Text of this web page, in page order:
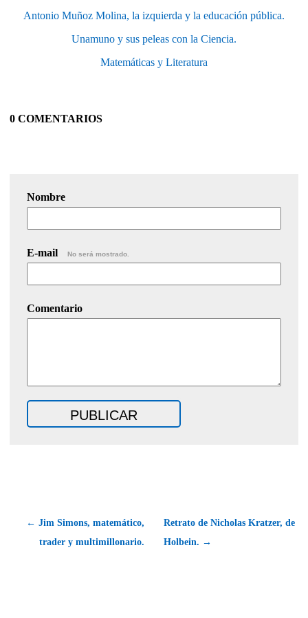
Antonio Muñoz Molina, la izquierda y la educación pública.
Unamuno y sus peleas con la Ciencia.
Matemáticas y Literatura
0 COMENTARIOS
Nombre
E-mail No será mostrado.
Comentario
← Jim Simons, matemático,
trader y multimillonario.
Retrato de Nicholas Kratzer, de
Holbein. →